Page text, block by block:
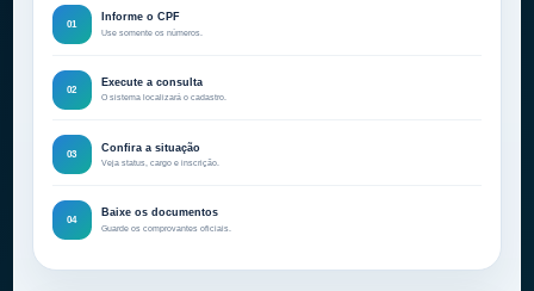
01
Informe o CPF
Use somente os números.
02
Execute a consulta
O sistema localizará o cadastro.
03
Confira a situação
Veja status, cargo e inscrição.
04
Baixe os documentos
Guarde os comprovantes oficiais.